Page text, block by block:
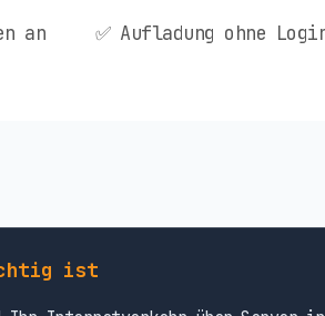
an
✅ Aufladung ohne
ist